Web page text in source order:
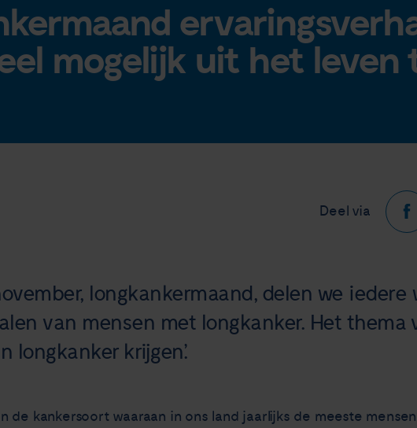
mogelijk uit het leven
Deel via
longkankermaand, delen we iedere
van mensen met longkanker. Het thema
longkanker krijgen’.
de kankersoort waaraan in ons land jaarlijks de meeste